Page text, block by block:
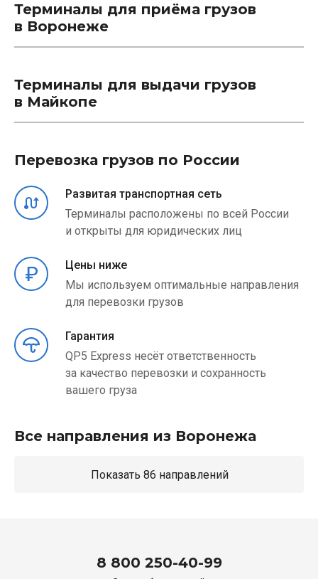
Терминалы для приёма грузов
в Воронеже
Терминалы для выдачи грузов
в Майкопе
Перевозка грузов по России
Развитая транспортная сеть
Терминалы расположены по всей России
и открыты для юридических лиц
Цены ниже
Мы используем оптимальные направления
для перевозки грузов
Гарантия
QP5 Express несёт ответственность
за качество перевозки и сохранность
вашего груза
Все направления из Воронежа
Показать 86 направлений
8 800 250-40-99